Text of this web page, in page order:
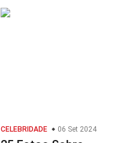
CELEBRIDADE 06 Set 2024